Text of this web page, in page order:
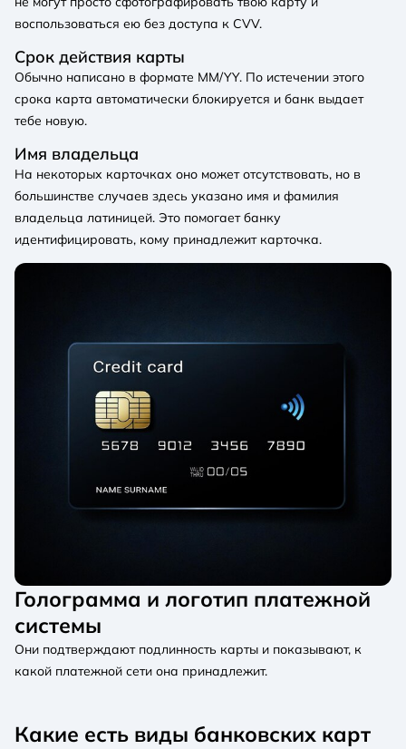
воспользоваться ею без доступа к CVV.
Срок действия карты
Обычно написано в формате MM/YY. По истечении этого
срока карта автоматически блокируется и банк выдает
тебе новую.
Имя владельца
На некоторых карточках оно может отсутствовать, но в
большинстве случаев здесь указано имя и фамилия
владельца латиницей. Это помогает банку
идентифицировать, кому принадлежит карточка.
Голограмма и логотип платежной
системы
Они подтверждают подлинность карты и показывают, к
какой платежной сети она принадлежит.
Какие есть виды банковских карт